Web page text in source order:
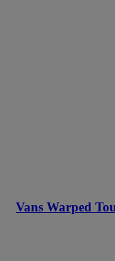
Vans Warped